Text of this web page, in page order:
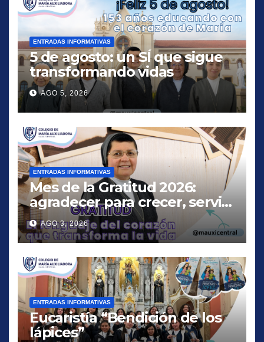
ENTRADAS INFORMATIVAS
5 de agosto: un SÍ que sigue
transformando vidas
AGO 5, 2026
ENTRADAS INFORMATIVAS
Mes de la Gratitud 2026:
agradecer para crecer, servir
y amar
AGO 3, 2026
ENTRADAS INFORMATIVAS
Eucaristía “Bendición de los
lápices”